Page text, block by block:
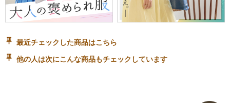
最近チェックした商品はこちら
他の人は次にこんな商品もチェックしています